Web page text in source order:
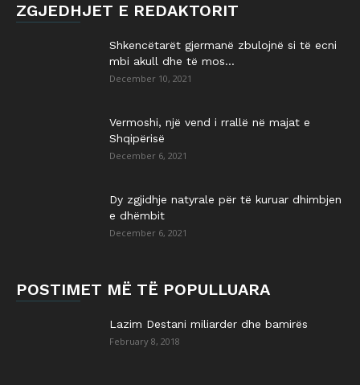
ZGJEDHJET E REDAKTORIT
Shkencëtarët gjermanë zbulojnë si të ecni
mbi akull dhe të mos...
December 10, 2021
Vermoshi, një vend i rrallë në majat e
Shqipërisë
December 6, 2021
Dy zgjidhje natyrale për të kuruar dhimbjen
e dhëmbit
December 6, 2021
POSTIMET MË TË POPULLUARA
Lazim Destani miliarder dhe bamirës
February 8, 2018